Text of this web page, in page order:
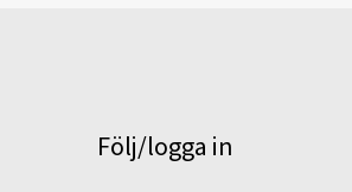
Följ/logga in